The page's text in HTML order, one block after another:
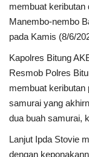
Pendidikan
Informasi
Olahraga
Kesehatan
Layanan Publik
membuat
Manembo-nembo
pada Kamis (8/6/
Kapolres Bitung
Resmob Polres
membuat keributan
samurai yang
dua buah samurai,
Lanjut Ipda Stovie
dengan